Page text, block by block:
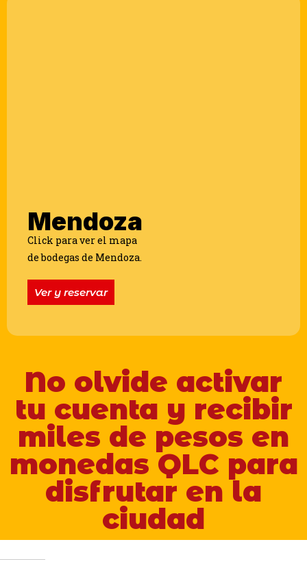
Mendoza
Click para ver el mapa
de bodegas de Mendoza.
Ver y reservar
No olvide activar
tu cuenta y recibir
miles de pesos en
monedas QLC para
disfrutar en la
ciudad